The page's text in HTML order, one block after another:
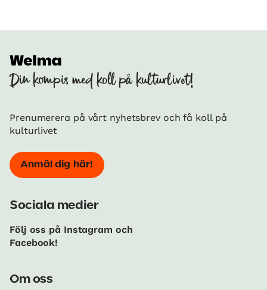
Din kompis med koll på kulturlivet!
Prenumerera på vårt nyhetsbrev och få koll på
kulturlivet
Anmäl dig här!
Sociala medier
Följ oss på Instagram och
Facebook!
Om oss